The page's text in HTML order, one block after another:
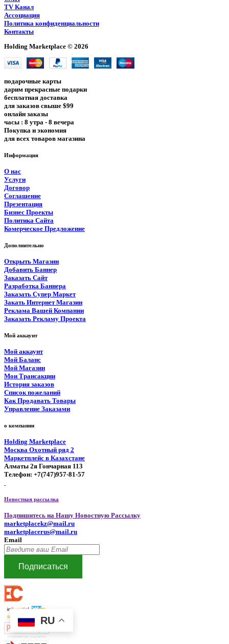
RU
TV Канал
Ассоциация
Политика конфиденциальности
Контакты
Holding Marketplace © 2026
подарочные карты
дарим прекрасные подарки
бесплатная доставка
для заказов свыше $99
онлайн заказы
часы : 8 утра - 8 вечера
Покупка и экономия
для всех товаров магазина
Информация
О нас
Услуги
Договор
Соглашение
Презентация
Бизнес Проекты
Политика Сайта
Комерческое Предложение
Дополнительно
Открыть Магазин
Добавить Баннер
Заказать Сайт
Разработка Баннера
Заказать Супер Маркет
Закать Интернет Магазин
Реклама Вашей Компании
Заказать Рекламу Проекта
Мой аккаунт
Мой аккаунт
Мой Баланс
Мой Магазин
Мои Трансакции
История заказов
Список пожеланий
Как Продавать Товары
Управление Заказами
о компании
Holding Marketplace
Москва Охотный ряд 2
Маркетплейс в Казахстане
Алматы 2я Гончарная 113
Телефон: +7(747)957-81-57
Новостная рассылка
Подпишитесь на Нашу Новостную Рассылку
marketplacekz@mail.ru
marketplacerus@mail.ru
Email
Подписаться